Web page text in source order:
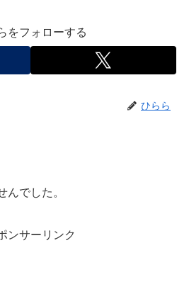
をフォローする
ひらら
んでした。
ンサーリンク